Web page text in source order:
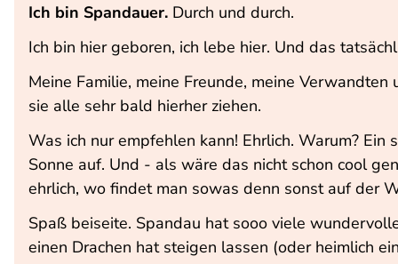
Ich bin Spandauer. Durch und durch.
Ich bin hier geboren, ich lebe hier. Und das
Meine Familie, meine Freunde, meine
sie alle sehr bald hierher ziehen.
Was ich nur empfehlen kann! Ehrlich. Warum?
Sonne auf. Und - als wäre das nicht schon cool
ehrlich, wo findet man sowas denn sonst auf der
Spaß beiseite. Spandau hat sooo viele
einen Drachen hat steigen lassen (oder heimlich